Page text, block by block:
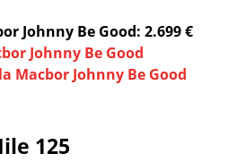
Johnny Be Good: 2.699 €
Johnny Be Good
Macbor Johnny Be Good
125